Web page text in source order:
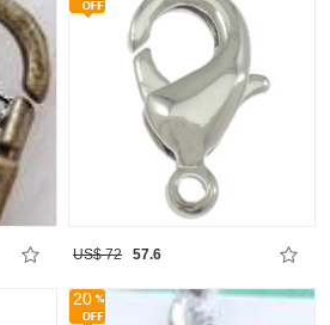
US$ 72 57.6
20